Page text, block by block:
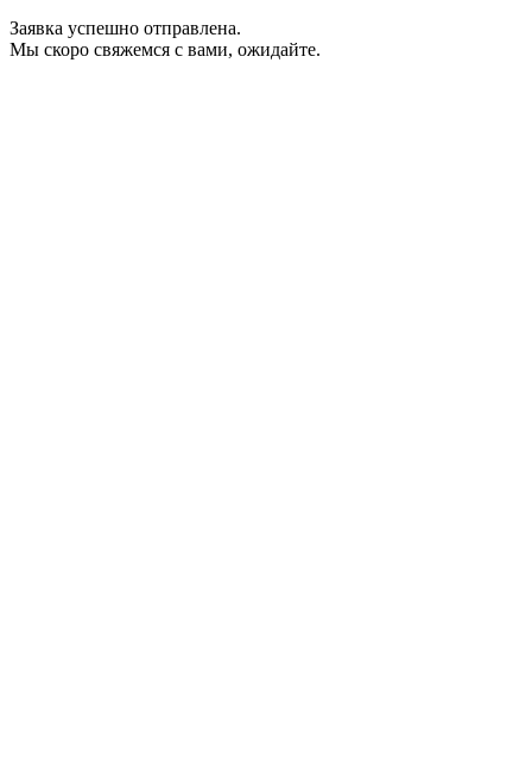
Заявка успешно отправлена.
Мы скоро свяжемся с вами, ожидайте.